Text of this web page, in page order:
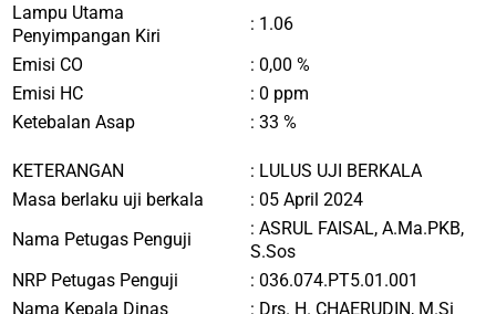
Lampu Utama
Penyimpangan Kiri
: 1.06
Emisi CO
: 0,00 %
Emisi HC
: 0 ppm
Ketebalan Asap
: 33 %
KETERANGAN : LULUS UJI BERKALA
Masa berlaku uji berkala
: 05 April 2024
Nama Petugas Penguji
: ASRUL FAISAL, A.Ma.PKB,
S.Sos
NRP Petugas Penguji
: 036.074.PT5.01.001
Nama Kepala Dinas
: Drs. H. CHAERUDIN, M.Si